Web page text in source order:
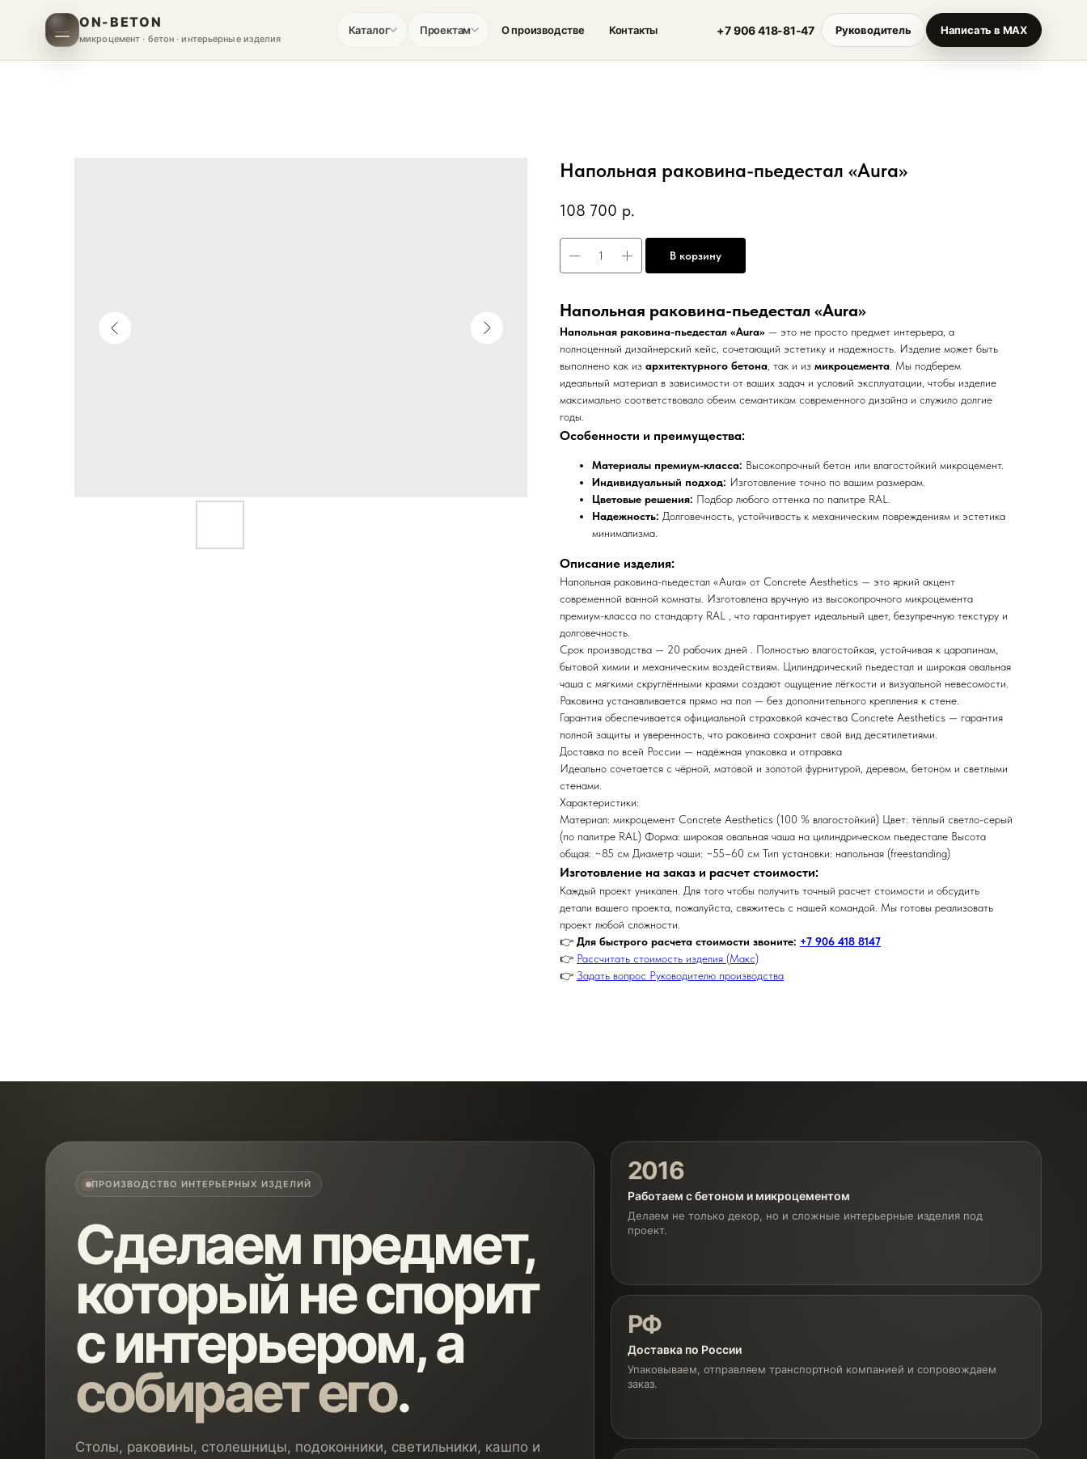
ON-BETON
микроцемент · бетон · интерьерные изделия
Каталог Проектам О производстве Контакты +7 906 418-81-47 Руководитель Написать в MAX
Напольная раковина-пьедестал «Aura»
108 700 р.
В корзину
Напольная раковина-пьедестал «Aura»
Напольная раковина-пьедестал «Aura» — это не просто предмет интерьера, а
полноценный дизайнерский кейс, сочетающий эстетику и надежность. Изделие может быть
выполнено как из архитектурного бетона, так и из микроцемента. Мы подберем
идеальный материал в зависимости от ваших задач и условий эксплуатации, чтобы изделие
максимально соответствовало обеим семантикам современного дизайна и служило долгие
годы.
Особенности и преимущества:
Материалы премиум-класса: Высокопрочный бетон или влагостойкий микроцемент.
Индивидуальный подход: Изготовление точно по вашим размерам.
Цветовые решения: Подбор любого оттенка по палитре RAL.
Надежность: Долговечность, устойчивость к механическим повреждениям и эстетика
минимализма.
Описание изделия:
Напольная раковина-пьедестал «Aura» от Concrete Aesthetics — это яркий акцент
современной ванной комнаты. Изготовлена вручную из высокопрочного микроцемента
премиум-класса по стандарту RAL , что гарантирует идеальный цвет, безупречную текстуру и
долговечность.
Срок производства — 20 рабочих дней . Полностью влагостойкая, устойчивая к царапинам,
бытовой химии и механическим воздействиям. Цилиндрический пьедестал и широкая овальная
чаша с мягкими скруглёнными краями создают ощущение лёгкости и визуальной невесомости.
Раковина устанавливается прямо на пол — без дополнительного крепления к стене.
Гарантия обеспечивается официальной страховкой качества Concrete Aesthetics — гарантия
полной защиты и уверенность, что раковина сохранит свой вид десятилетиями.
Доставка по всей России — надёжная упаковка и отправка
Идеально сочетается с чёрной, матовой и золотой фурнитурой, деревом, бетоном и светлыми
стенами.
Характеристики:
Материал: микроцемент Concrete Aesthetics (100 % влагостойкий) Цвет: тёплый светло-серый
(по палитре RAL) Форма: широкая овальная чаша на цилиндрическом пьедестале Высота
общая: ~85 см Диаметр чаши: ~55–60 см Тип установки: напольная (freestanding)
Изготовление на заказ и расчет стоимости:
Каждый проект уникален. Для того чтобы получить точный расчет стоимости и обсудить
детали вашего проекта, пожалуйста, свяжитесь с нашей командой. Мы готовы реализовать
проект любой сложности.
👉 Для быстрого расчета стоимости звоните: +7 906 418 8147
👉 Рассчитать стоимость изделия (Макс)
👉 Задать вопрос Руководителю производства
ПРОИЗВОДСТВО ИНТЕРЬЕРНЫХ ИЗДЕЛИЙ
Сделаем предмет,
который не спорит
с интерьером, а
собирает его.
Столы, раковины, столешницы, подоконники, светильники, кашпо и
2016
Работаем с бетоном и микроцементом
Делаем не только декор, но и сложные интерьерные изделия под
проект.
РФ
Доставка по России
Упаковываем, отправляем транспортной компанией и сопровождаем
заказ.